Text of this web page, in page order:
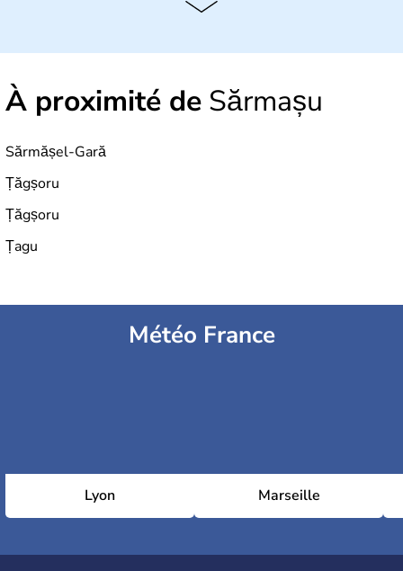
À proximité de Sărmașu
Sărmășel-Gară
Țăgșoru
Țăgșoru
Țagu
Météo France
Lyon Marseille